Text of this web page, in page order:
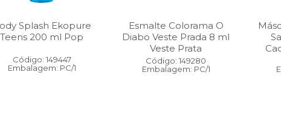
Splash Ekopure
Teens 200 ml Pop
Código: 149447
Embalagem: PC/1
Esmalte Colorama O
Diabo Veste Prada 8 ml
Veste Prata
Código: 149280
Embalagem: PC/1